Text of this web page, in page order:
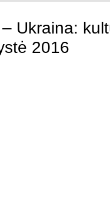
Ukraina:
2016